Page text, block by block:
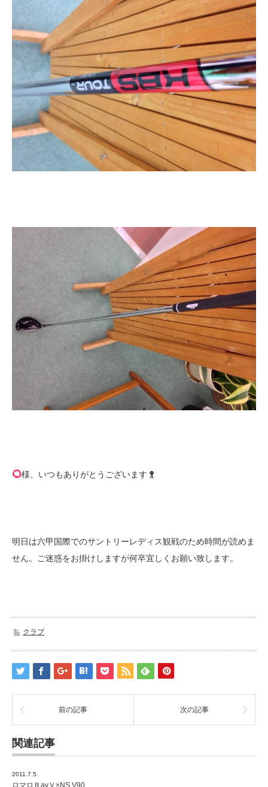
様、いつもありがとうございます
明日は六甲国際でのサントリーレディス観戦のため時間が読めま
せん。ご迷惑をお掛けしますが何卒宜しくお願い致します。
クラブ
前の記事 次の記事
関連記事
2011.7.5
ロマロＲayＶ×NS V90